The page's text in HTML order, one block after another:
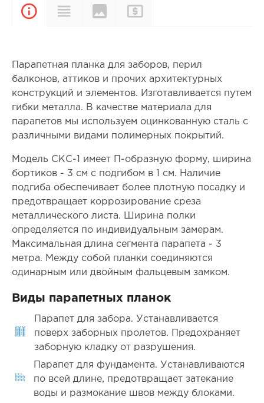
ОписаниеХарактеристики
Цвета и
покрытия
Парапетная планка для заборов, перил
балконов, аттиков и прочих архитектурных
конструкций и элементов. Изготавливается путем
гибки металла. В качестве материала для
парапетов мы используем оцинкованную сталь с
различными видами полимерных покрытий.
Модель СКС-1 имеет П-образную форму, ширина
бортиков - 3 см с подгибом в 1 см. Наличие
подгиба обеспечивает более плотную посадку и
предотвращает коррозирование среза
металлического листа. Ширина полки
определяется по индивидуальным замерам.
Максимальная длина сегмента парапета - 3
метра. Между собой планки соединяются
одинарным или двойным фальцевым замком.
Виды парапетных планок
Парапет для забора. Устанавливается
поверх заборных пролетов. Предохраняет
заборную кладку от разрушения.
Парапет для фундамента. Устанавливаются
по всей длине, предотвращает затекание
воды и размокание швов между блоками.